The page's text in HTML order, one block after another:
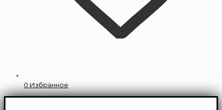
0 Избранное